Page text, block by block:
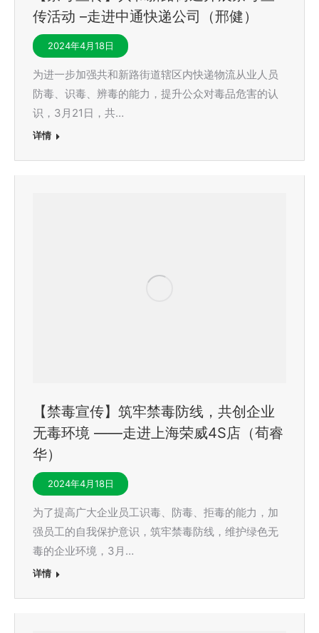
传活动 –走进中通快递公司（邢健）
2024年4月18日
为进一步加强共和新路街道辖区内快递物流从业人员
防毒、识毒、辨毒的能力，提升公众对毒品危害的认
识，3月21日，共…
详情
【禁毒宣传】筑牢禁毒防线，共创企业
无毒环境 ——走进上海荣威4S店（荀睿
华）
2024年4月18日
为了提高广大企业员工识毒、防毒、拒毒的能力，加
强员工的自我保护意识，筑牢禁毒防线，维护绿色无
毒的企业环境，3月…
详情